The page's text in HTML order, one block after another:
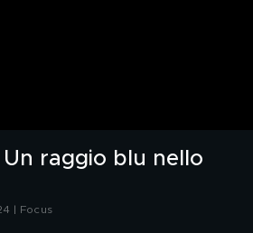
Un raggio blu nello
| Focus